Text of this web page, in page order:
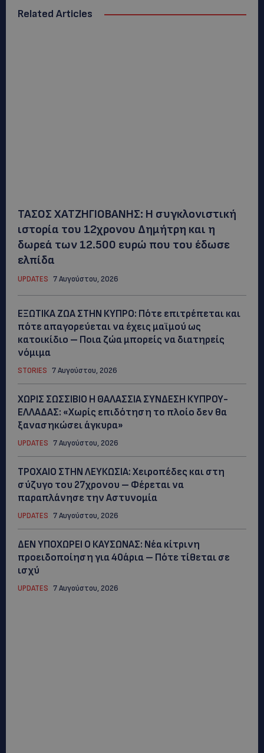
Related Articles
ΤΑΣΟΣ ΧΑΤΖΗΓΙΟΒΑΝΗΣ: Η συγκλονιστική
ιστορία του 12χρονου Δημήτρη και η
δωρεά των 12.500 ευρώ που του έδωσε
ελπίδα
UPDATES 7 Αυγούστου, 2026
ΕΞΩΤΙΚΑ ΖΩΑ ΣΤΗΝ ΚΥΠΡΟ: Πότε επιτρέπεται και
πότε απαγορεύεται να έχεις μαϊμού ως
κατοικίδιο – Ποια ζώα μπορείς να διατηρείς
νόμιμα
STORIES 7 Αυγούστου, 2026
ΧΩΡΙΣ ΣΩΣΣΙΒΙΟ Η ΘΑΛΑΣΣΙΑ ΣΥΝΔΕΣΗ ΚΥΠΡΟΥ-
ΕΛΛΑΔΑΣ: «Χωρίς επιδότηση το πλοίο δεν θα
ξανασηκώσει άγκυρα»
UPDATES 7 Αυγούστου, 2026
ΤΡΟΧΑΙΟ ΣΤΗΝ ΛΕΥΚΩΣΙΑ: Χειροπέδες και στη
σύζυγο του 27χρονου – Φέρεται να
παραπλάνησε την Αστυνομία
UPDATES 7 Αυγούστου, 2026
ΔΕΝ ΥΠΟΧΩΡΕΙ Ο ΚΑΥΣΩΝΑΣ: Νέα κίτρινη
προειδοποίηση για 40άρια – Πότε τίθεται σε
ισχύ
UPDATES 7 Αυγούστου, 2026